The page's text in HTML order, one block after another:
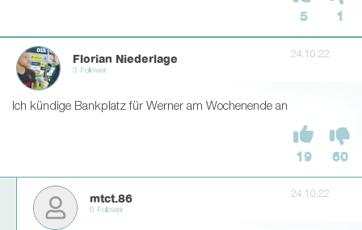
5 1
Florian Niederlage
3 Follower
24.10.22
Ich kündige Bankplatz für Werner am Wochenende an
19 60
mtct.86
0 Follower
24.10.22